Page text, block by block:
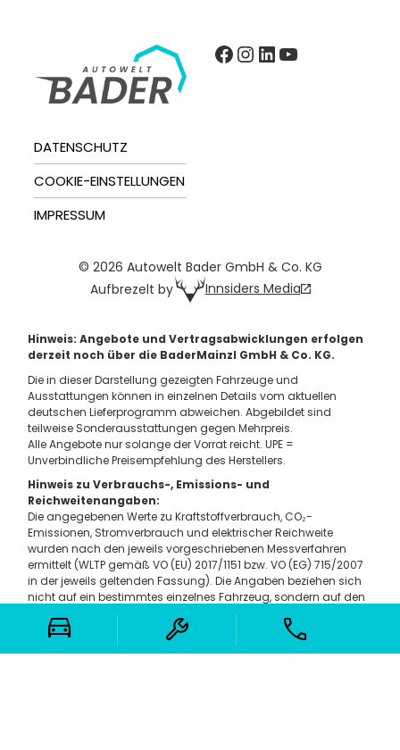
Facebook
Instagram
LinkedIn
YouTube
DATENSCHUTZ
COOKIE-EINSTELLUNGEN
IMPRESSUM
© 2026 Autowelt Bader GmbH & Co. KG
Aufbrezelt by
Innsiders Media
Hinweis: Angebote und Vertragsabwicklungen erfolgen
derzeit noch über die BaderMainzl GmbH & Co. KG.
Die in dieser Darstellung gezeigten Fahrzeuge und
Ausstattungen können in einzelnen Details vom aktuellen
deutschen Lieferprogramm abweichen. Abgebildet sind
teilweise Sonderausstattungen gegen Mehrpreis.
Alle Angebote nur solange der Vorrat reicht. UPE =
Unverbindliche Preisempfehlung des Herstellers.
Hinweis zu Verbrauchs-, Emissions- und
Reichweitenangaben:
Die angegebenen Werte zu Kraftstoffverbrauch, CO₂-
Emissionen, Stromverbrauch und elektrischer Reichweite
wurden nach den jeweils vorgeschriebenen Messverfahren
ermittelt (WLTP gemäß VO (EU) 2017/1151 bzw. VO (EG) 715/2007
in der jeweils geltenden Fassung). Die Angaben beziehen sich
nicht auf ein bestimmtes einzelnes Fahrzeug, sondern auf den
Fahrzeugtyp und dienen ausschließlich Vergleichszwecken
zwischen verschiedenen Fahrzeugen.
Hinweis nach Richtlinie 1999/94/EG: